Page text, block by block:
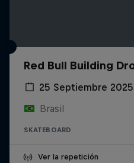
Red Bull Building
25 Septiembre 2025
Brasil
SKATEBOARD
Ver la repetición